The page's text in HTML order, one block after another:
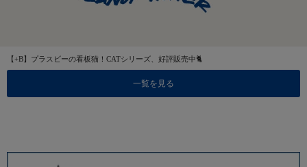
【+B】プラスビーの看板猫！CATシリーズ、好評販売中🐈
一覧を見る